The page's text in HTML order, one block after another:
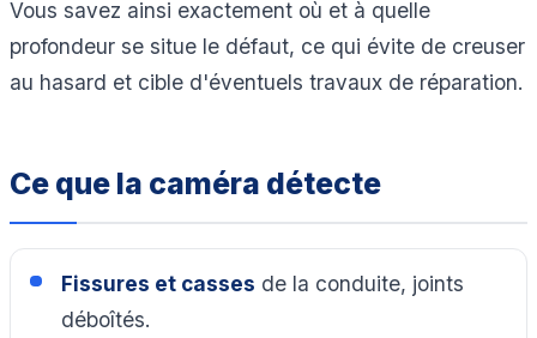
Vous savez ainsi exactement où et à quelle
profondeur se situe le défaut, ce qui évite de creuser
au hasard et cible d'éventuels travaux de réparation.
Ce que la caméra détecte
Fissures et casses de la conduite, joints
déboîtés.